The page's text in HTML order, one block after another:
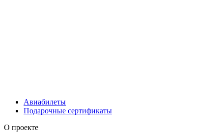
Авиабилеты
Подарочные сертификаты
О проекте